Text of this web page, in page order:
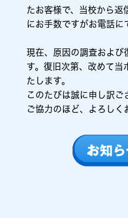
たお客様で、当校から返
にお手数ですがお電話に
現在、原因の調査および
す。復旧次第、改めて当
たします。
このたびは誠に申し訳ご
ご協力のほど、よろしく
お知